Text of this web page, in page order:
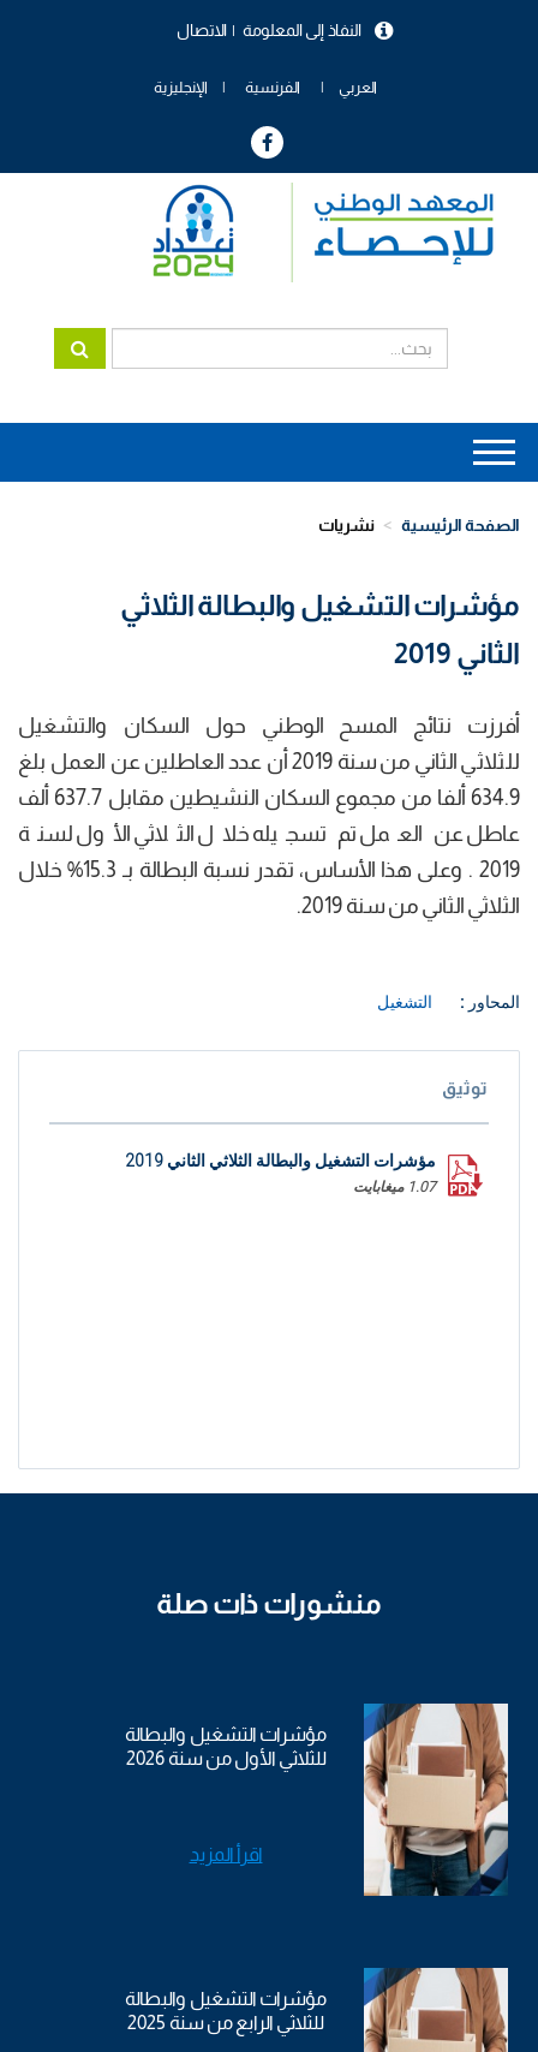
الاتصال النفاذ إلى المعلومة
العربي الفرنسية الإنجليزية
Main
navigation
الصفحة الرئيسية نشريات
مؤشرات التشغيل والبطالة الثلاثي
الثاني 2019
أفرزت نتائج المسح الوطني حول السكان والتشغيل
للثلاثي الثاني من سنة 2019 أن عدد العاطلين عن العمل بلغ
634.9 ألفا من مجموع السكان النشيطين مقابل 637.7 ألف
عاطل عن العمل تم تسجيله خلال الثلاثي الأول لسنة
2019 . وعلى هذا الأساس، تقدر نسبة البطالة بـ 15.3% خلال
الثلاثي الثاني من سنة 2019.
المحاور : التشغيل
توثيق
مؤشرات التشغيل والبطالة الثلاثي الثاني 2019
1.07 ميغابايت
منشورات ذات صلة
مؤشرات التشغيل والبطالة
للثلاثي الأول من سنة 2026
اقرأ المزيد
مؤشرات التشغيل والبطالة
للثلاثي الرابع من سنة 2025